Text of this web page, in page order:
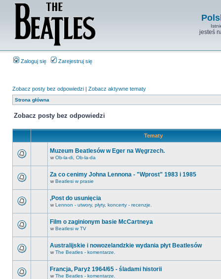
jesteś
Zaloguj się Zarejestruj się
Zobacz posty bez odpowiedzi | Zobacz aktywne tematy
Strona główna
Zobacz posty bez odpowiedzi
Tematy
Muzeum Beatlesów w Eger na Węgrzech.
w Ob-la-di, Ob-la-da
Za co cenimy Johna Lennona - "Wprost" 1983 i 1985
w Beatlesi w prasie
,Post do usunięcia
w Lennon - utwory, płyty, koncerty - recenzje.
Film o zaginionym basie McCartneya
w Beatlesi w TV
Australijskie i nowozelandzkie wydania płyt Beatlesów
w The Beatles - komentarze.
Francja, Paryż 1964/65 - śladami historii
w The Beatles - komentarze.